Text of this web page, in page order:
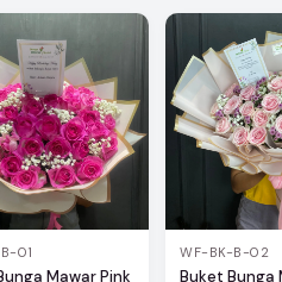
01
Mawar Pink
WF-BK-B-02
Buket Bunga